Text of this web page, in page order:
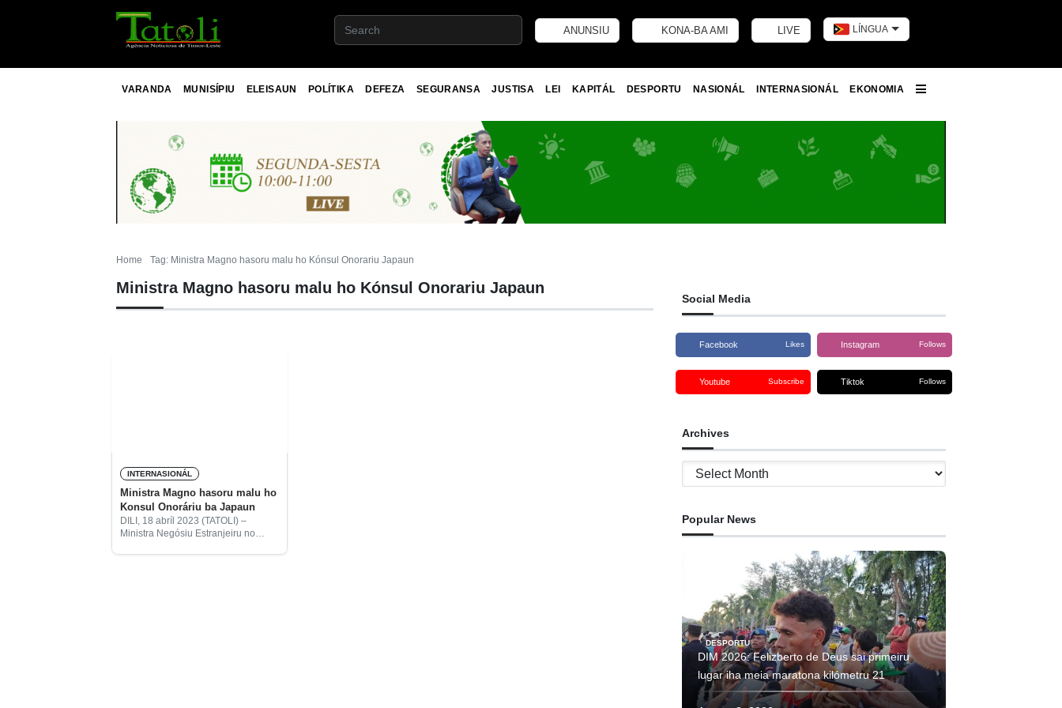
ANUNSIU KONA-BA AMI LIVE LÍNGUA
VARANDA MUNISÍPIU ELEISAUN POLÍTIKA DEFEZA SEGURANSA JUSTISA LEI KAPITÁL DESPORTU NASIONÁL INTERNASIONÁL
EKONOMIA
Home Tag: Ministra Magno hasoru malu ho Kónsul Onorariu Japaun
Ministra Magno hasoru malu ho Kónsul Onorariu Japaun
INTERNASIONÁL
Ministra Magno hasoru malu ho
Konsul Onoráriu ba Japaun
DILI, 18 abríl 2023 (TATOLI) –
Ministra Negósiu Estranjeiru no
Social Media
Facebook Likes Instagram Follows
Youtube Subscribe Tiktok Follows
Archives
Archives
Popular News
DESPORTU
DIM 2026: Felizberto de Deus sai primeiru
lugar iha meia maratona kilómetru 21